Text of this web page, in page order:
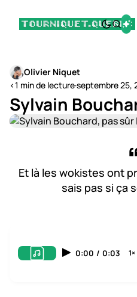
Olivier Niquet
<1 min de lecture·septembre 25,
Sylvain
Et là les wokistes ont
sais pas si ça
0:00 / 0:03 1×